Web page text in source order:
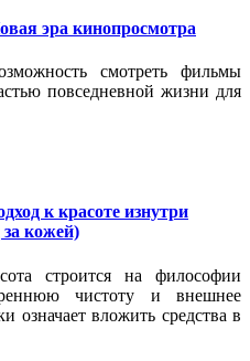
эра кинопросмотра
смотреть фильмы
повседневной жизни для
к красоте изнутри
за кожей)
строится на философии
чистоту и внешнее
означает вложить средства в